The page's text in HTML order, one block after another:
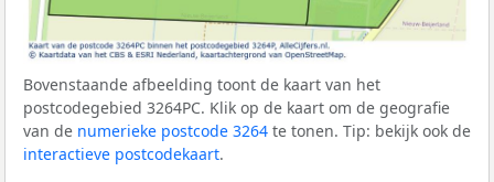
Bovenstaande afbeelding toont de kaart van het
postcodegebied 3264PC. Klik op de kaart om de geografie
van de numerieke postcode 3264 te tonen. Tip: bekijk ook de
interactieve postcodekaart.